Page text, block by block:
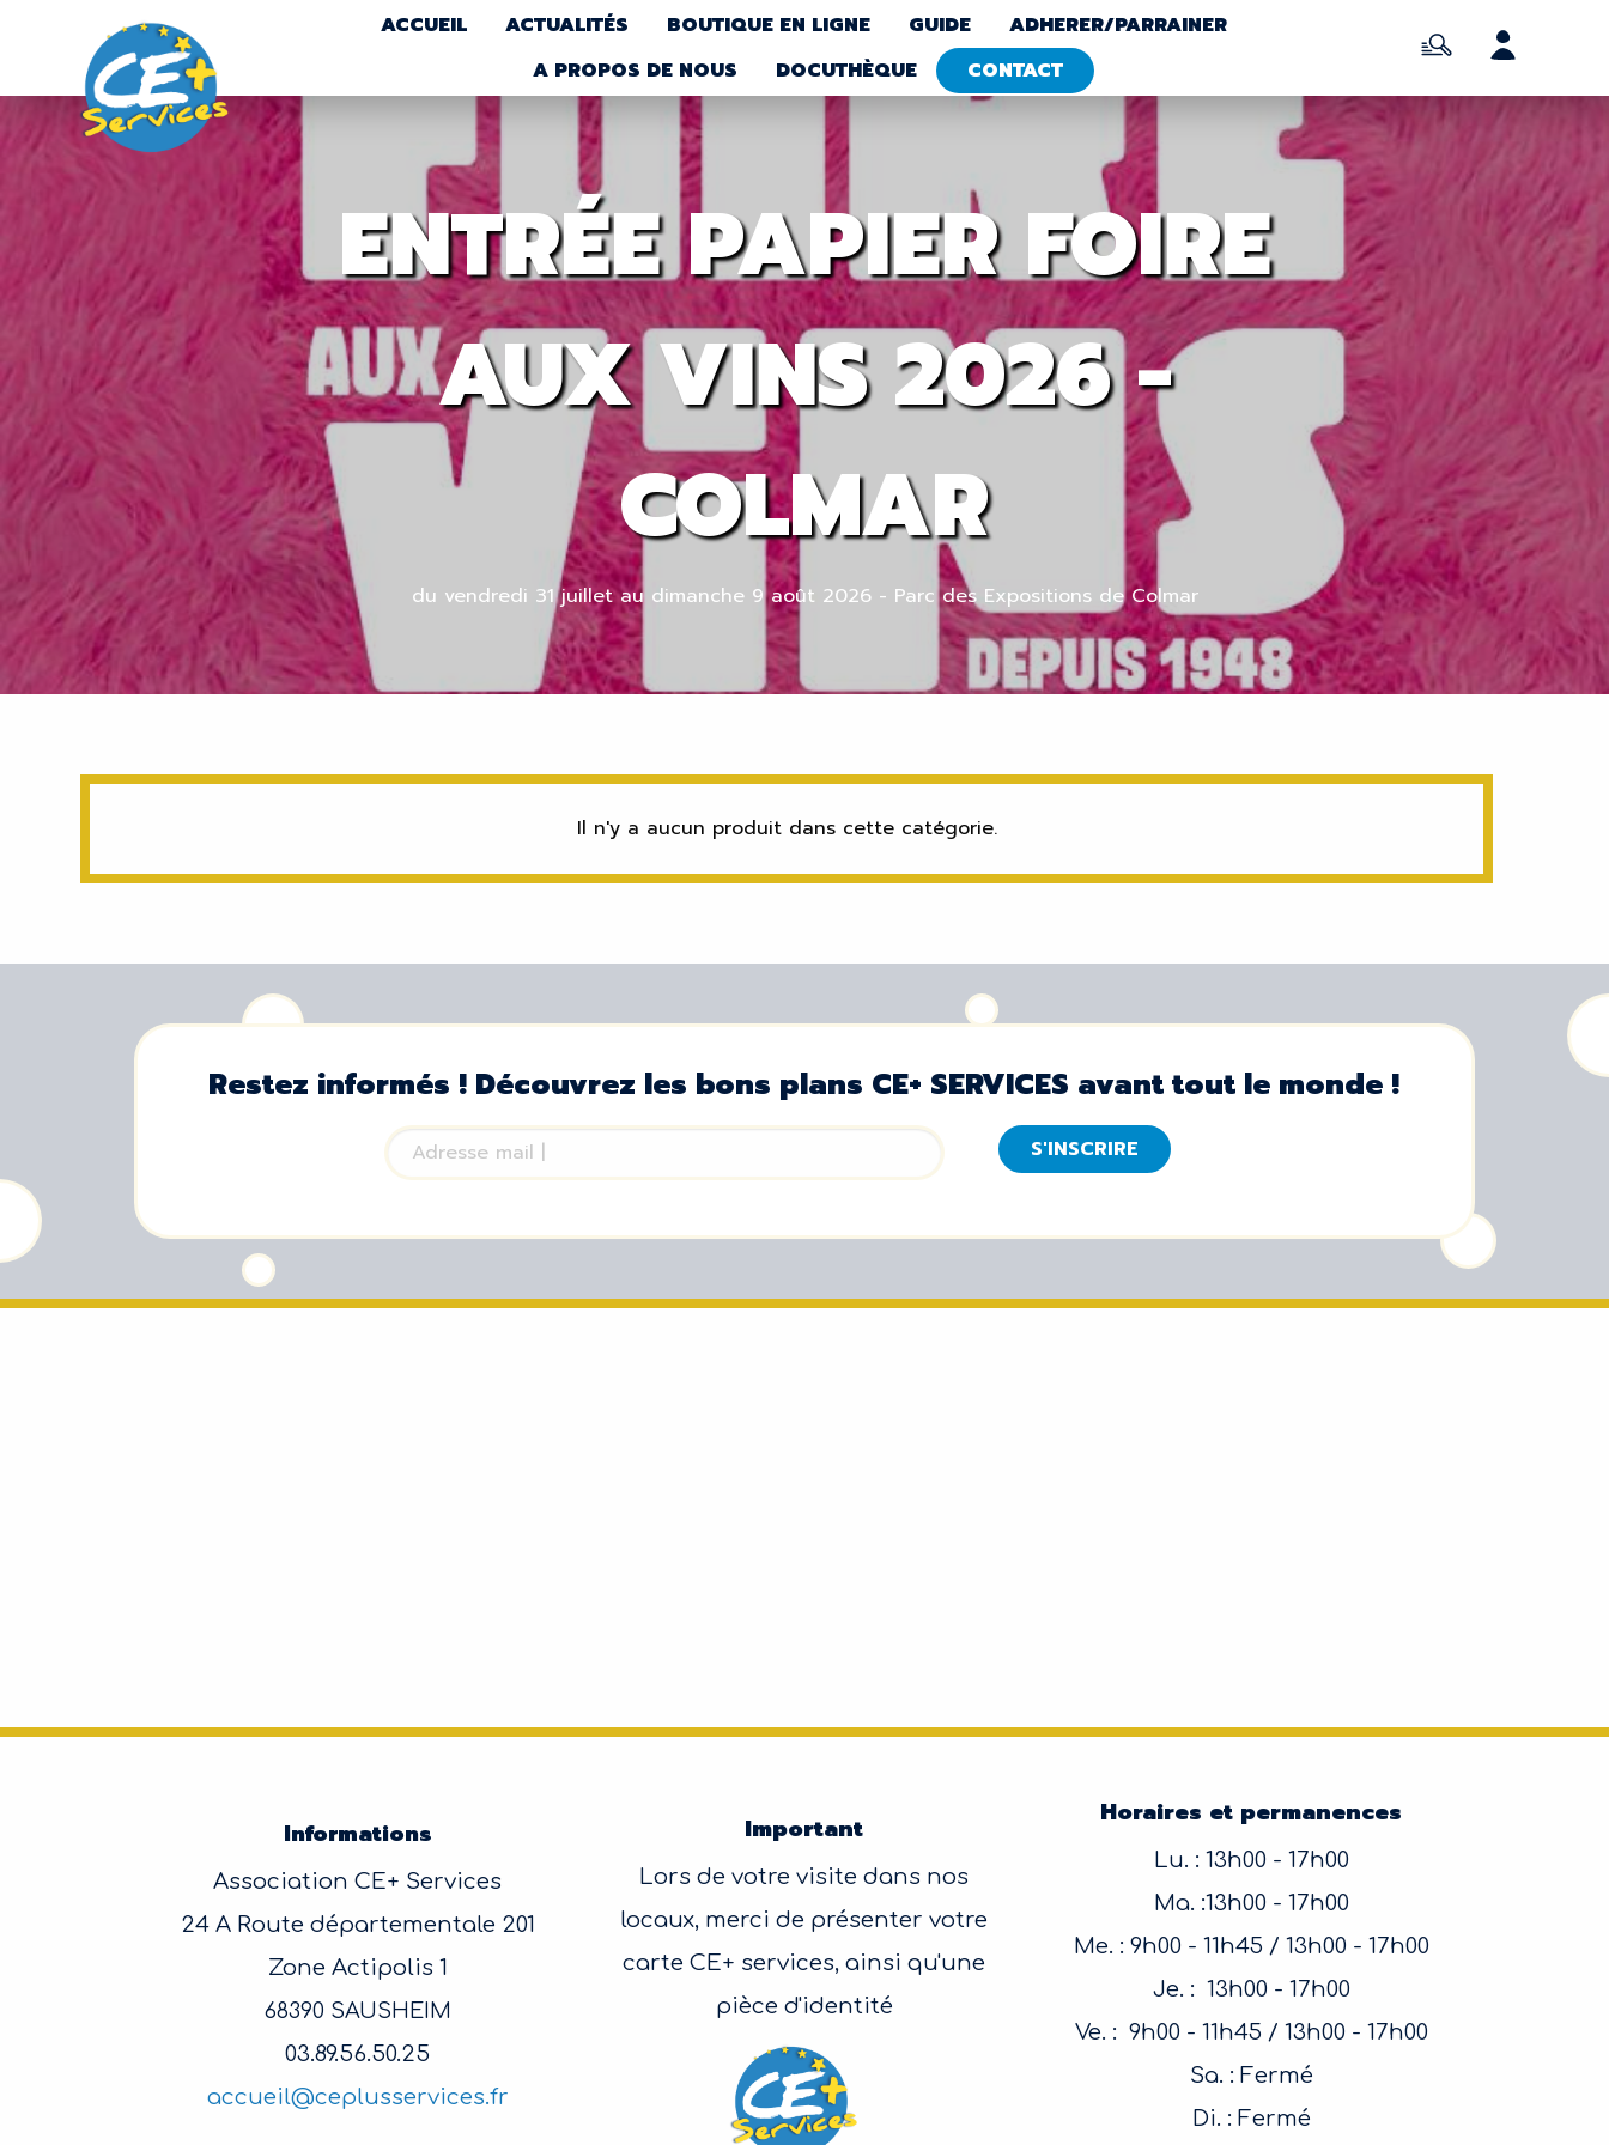
ACCUEIL ACTUALITÉS BOUTIQUE EN LIGNE GUIDE
ADHERER/PARRAINER
A PROPOS DE NOUS
DOCUTHÈQUE CONTACT
ENTRÉE PAPIER FOIRE
AUX VINS 2026 -
COLMAR
du vendredi 31 juillet au dimanche 9 août 2026 - Parc des Expositions de Colmar
Il n'y a aucun produit dans cette catégorie.
Restez informés ! Découvrez les bons plans CE+ SERVICES avant tout le monde !
S'INSCRIRE
Informations
Association CE+ Services
24 A Route départementale 201
Zone Actipolis 1
68390 SAUSHEIM
03.89.56.50.25
accueil@ceplusservices.fr
Important
Lors de votre visite dans nos
locaux, merci de présenter votre
carte CE+ services, ainsi qu'une
pièce d'identité
Horaires et permanences
Lu. : 13h00 - 17h00
Ma. :13h00 - 17h00
Me. : 9h00 - 11h45 / 13h00 - 17h00
Je. : 13h00 - 17h00
Ve. : 9h00 - 11h45 / 13h00 - 17h00
Sa. : Fermé
Di. : Fermé